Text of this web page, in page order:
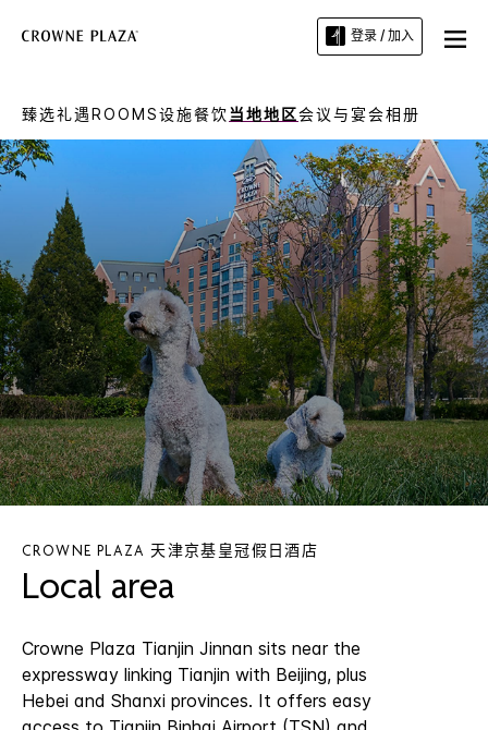
登录 / 加入
臻选礼遇ROOMS设施餐饮当地地区会议与宴会相册
CROWNE PLAZA 天津京基皇冠假日酒店
Local area
Crowne Plaza Tianjin Jinnan sits near the
expressway linking Tianjin with Beijing, plus
Hebei and Shanxi provinces. It offers easy